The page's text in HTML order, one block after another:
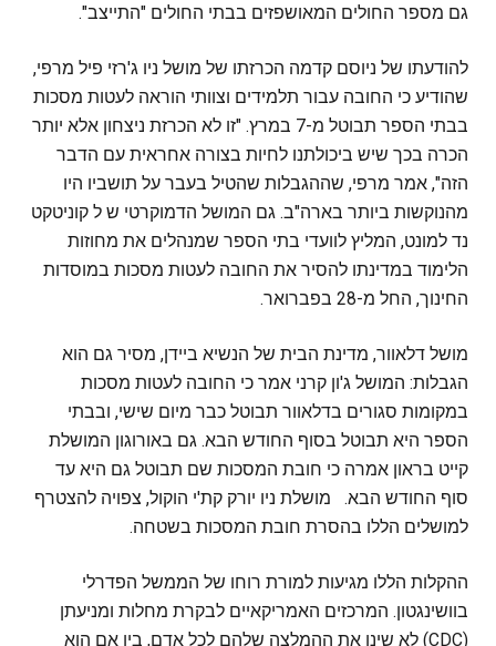
גם מספר החולים המאושפזים בבתי החולים "התייצב".
להודעתו של ניוסם קדמה הכרזתו של מושל ניו ג'רזי פיל מרפי,
שהודיע כי החובה עבור תלמידים וצוותי הוראה לעטות מסכות
בבתי הספר תבוטל מ-7 במרץ. "זו לא הכרזת ניצחון אלא יותר
הכרה בכך שיש ביכולתנו לחיות בצורה אחראית עם הדבר
הזה", אמר מרפי, שההגבלות שהטיל בעבר על תושביו היו
מהנוקשות ביותר בארה"ב. גם המושל הדמוקרטי ש ל קוניטקט
נד למונט, המליץ לוועדי בתי הספר שמנהלים את מחוזות
הלימוד במדינתו להסיר את החובה לעטות מסכות במוסדות
החינוך, החל מ-28 בפברואר.
מושל דלאוור, מדינת הבית של הנשיא ביידן, מסיר גם הוא
הגבלות: המושל ג'ון קרני אמר כי החובה לעטות מסכות
במקומות סגורים בדלאוור תבוטל כבר מיום שישי, ובבתי
הספר היא תבוטל בסוף החודש הבא. גם באורוגון המושלת
קייט בראון אמרה כי חובת המסכות שם תבוטל גם היא עד
סוף החודש הבא. מושלת ניו יורק קת'י הוקול, צפויה להצטרף
למושלים הללו בהסרת חובת המסכות בשטחה.
ההקלות הללו מגיעות למורת רוחו של הממשל הפדרלי
בוושינגטון. המרכזים האמריקאיים לבקרת מחלות ומניעתן
(CDC) לא שינו את ההמלצה שלהם לכל אדם, בין אם הוא